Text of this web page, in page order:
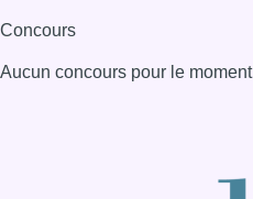
Concours
Aucun concours pour le moment